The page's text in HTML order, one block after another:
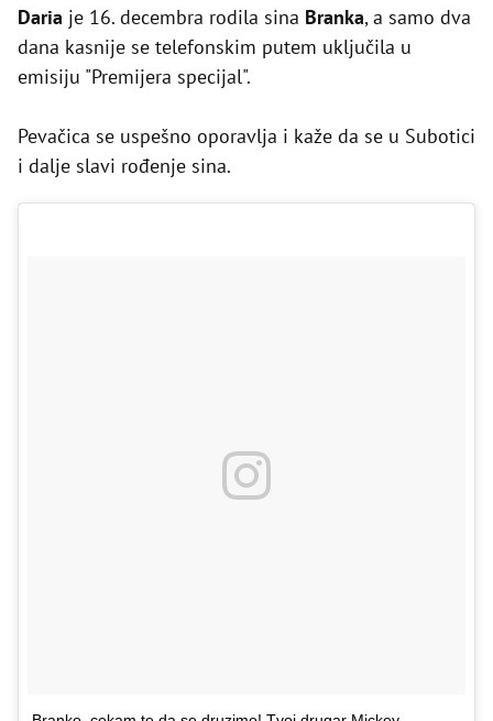
Daria je 16. decembra rodila sina Branka, a samo dva
dana kasnije se telefonskim putem uključila u
emisiju "Premijera specijal".
Pevačica se uspešno oporavlja i kaže da se u Subotici
i dalje slavi rođenje sina.